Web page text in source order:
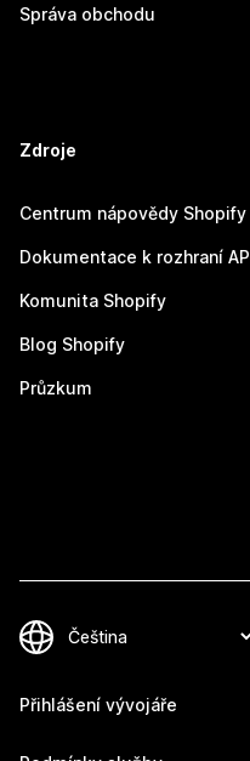
Správa obchodu
Zdroje
Centrum nápovědy Shopify
Dokumentace k rozhraní API
Komunita Shopify
Blog Shopify
Průzkum
Přihlášení vývojáře